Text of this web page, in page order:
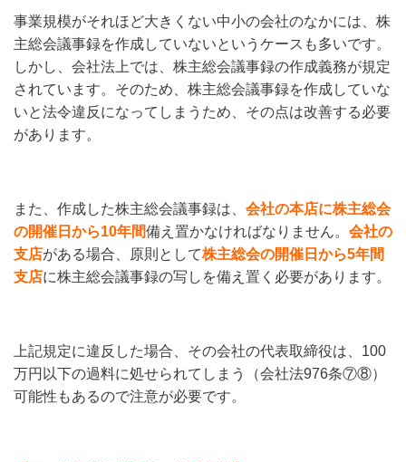
事業規模がそれほど大きくない中小の会社のなかには、株
主総会議事録を作成していないというケースも多いです。
しかし、会社法上では、株主総会議事録の作成義務が規定
されています。そのため、株主総会議事録を作成していな
いと法令違反になってしまうため、その点は改善する必要
があります。
また、作成した株主総会議事録は、 会社の本店に株主総会
の開催日から10年間備え置かなければなりません。 会社の
支店がある場合、原則として株主総会の開催日から5年間
支店に株主総会議事録の写しを備え置く必要があります。
上記規定に違反した場合、その会社の代表取締役は、100
万円以下の過料に処せられてしまう（会社法976条⑦⑧）
可能性もあるので注意が必要です。